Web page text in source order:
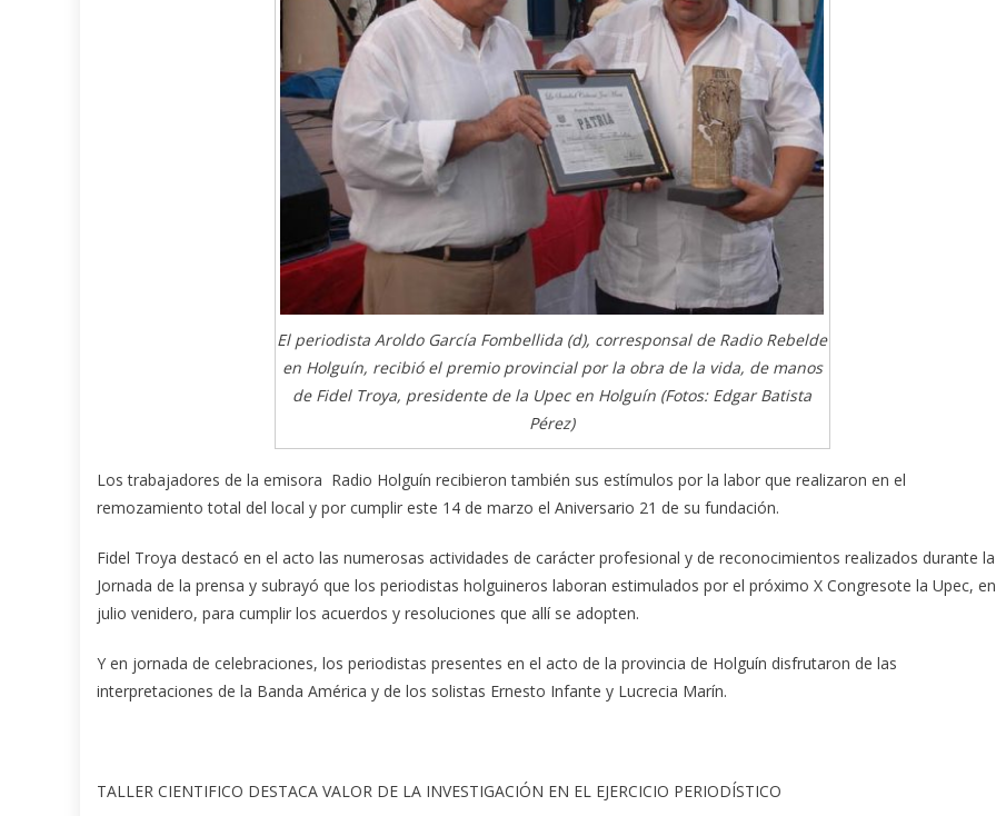
El periodista Aroldo García Fombellida (d), corresponsal de Radio Rebelde
en Holguín, recibió el premio provincial por la obra de la vida, de manos
de Fidel Troya, presidente de la Upec en Holguín (Fotos: Edgar Batista
Pérez)
Los trabajadores de la emisora Radio Holguín recibieron también sus estímulos por la labor que realizaron en el
remozamiento total del local y por cumplir este 14 de marzo el Aniversario 21 de su fundación.
Fidel Troya destacó en el acto las numerosas actividades de carácter profesional y de reconocimientos realizados durante la
Jornada de la prensa y subrayó que los periodistas holguineros laboran estimulados por el próximo X Congresote la Upec, en
julio venidero, para cumplir los acuerdos y resoluciones que allí se adopten.
Y en jornada de celebraciones, los periodistas presentes en el acto de la provincia de Holguín disfrutaron de las
interpretaciones de la Banda América y de los solistas Ernesto Infante y Lucrecia Marín.
TALLER CIENTIFICO DESTACA VALOR DE LA INVESTIGACIÓN EN EL EJERCICIO PERIODÍSTICO